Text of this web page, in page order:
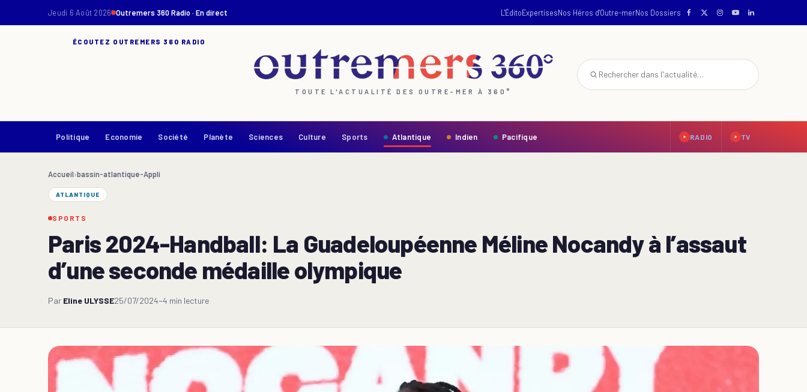
Jeudi 6 Août 2026 Outremers 360 Radio · En direct L'ÉditoExpertisesNos Héros d'Outre-merNos Dossiers
ÉCOUTEZ OUTREMERS 360 RADIO
TOUTE L'ACTUALITÉ DES OUTRE-MER À 360°
Politique Economie Société Planète Sciences Culture Sports Atlantique Indien Pacifique RADIO TV
Accueil›bassin-atlantique-Appli
ATLANTIQUE
SPORTS
Paris 2024-Handball: La Guadeloupéenne Méline Nocandy à l’assaut
d’une seconde médaille olympique
Par Eline ULYSSE25/07/2024~4 min lecture